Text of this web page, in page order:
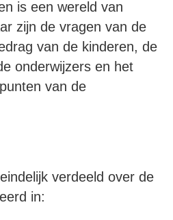
is een wereld van
zijn de vragen van de
van de kinderen, de
onderwijzers en het
van de
verdeeld over de
in: